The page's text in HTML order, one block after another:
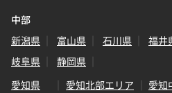
中部
新潟県
富山県 石川県 福井
岐阜県
静岡県
愛知県
愛知北部エリア 愛知